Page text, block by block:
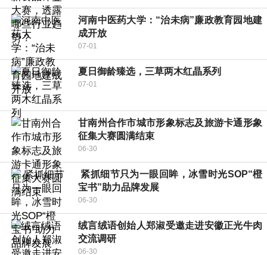
河南中医药大学：“治未病”廉政教育园地建
成开放
07-01
夏日御龄臻选，三草两木红晶系列
07-01
甘南州合作市城市形象标志及旅游卡通形象
征集大赛圆满结束
06-30
​ 紧抓细节只为一眼回眸，冰雪时光SOP“橙
宝书”助力品牌发展
06-30
绒言绒语创始人郑淑受邀走进安徽正光牛肉
交流调研
06-30